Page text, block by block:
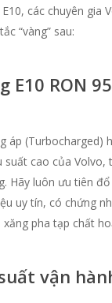
các chuyên gia
“vàng” sau:
E10 RON
áp (Turbocharged)
suất cao của Volvo,
Hãy luôn ưu tiên đổ
uy tín, có chứng
pha tạp chất
vận